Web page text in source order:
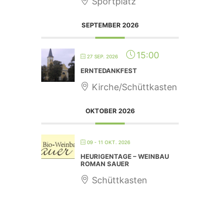
SEPTEMBER 2026
27 SEP. 2026 15:00
ERNTEDANKFEST
Kirche/Schüttkasten
OKTOBER 2026
09 - 11 OKT. 2026
HEURIGENTAGE – WEINBAU
ROMAN SAUER
Schüttkasten